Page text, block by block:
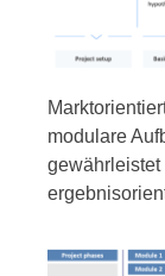
modulare
gewährleistet